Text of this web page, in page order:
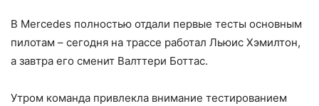
В Mercedes полностью отдали первые тесты основным
пилотам – сегодня на трассе работал Льюис Хэмилтон,
а завтра его сменит Валттери Боттас.
Утром команда привлекла внимание тестированием